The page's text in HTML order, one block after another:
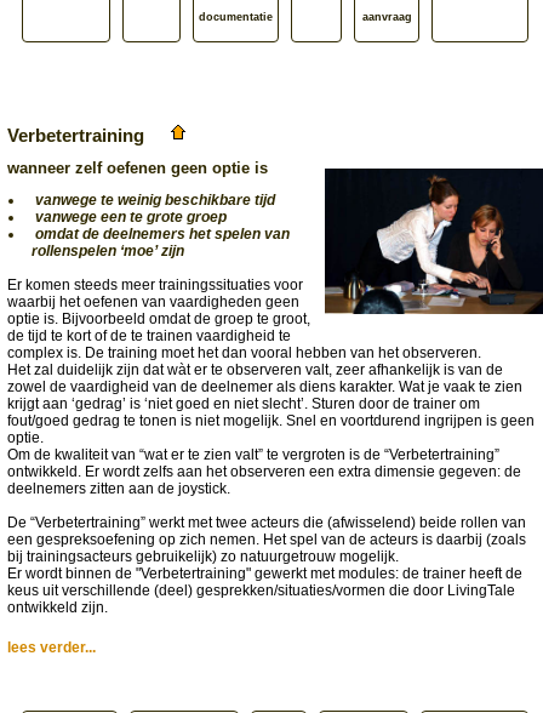
documentatie
aanvraag
Verbetertraining
wanneer zelf oefenen geen optie is
vanwege te weinig beschikbare tijd
vanwege een te grote groep
omdat de deelnemers het spelen van
rollenspelen ‘moe’ zijn
Er komen steeds meer trainingssituaties voor
waarbij het oefenen van vaardigheden geen
optie is. Bijvoorbeeld omdat de groep te groot,
de tijd te kort of de te trainen vaardigheid te
complex is. De training moet het dan vooral hebben van het observeren.
Het zal duidelijk zijn dat wàt er te observeren valt, zeer afhankelijk is van de
zowel de vaardigheid van de deelnemer als diens karakter. Wat je vaak te zien
krijgt aan ‘gedrag’ is ‘niet goed en niet slecht’. Sturen door de trainer om
fout/goed gedrag te tonen is niet mogelijk. Snel en voortdurend ingrijpen is geen
optie.
Om de kwaliteit van “wat er te zien valt” te vergroten is de “Verbetertraining”
ontwikkeld. Er wordt zelfs aan het observeren een extra dimensie gegeven: de
deelnemers zitten aan de joystick.
De “Verbetertraining” werkt met twee acteurs die (afwisselend) beide rollen van
een gespreksoefening op zich nemen. Het spel van de acteurs is daarbij (zoals
bij trainingsacteurs gebruikelijk) zo natuurgetrouw mogelijk.
Er wordt binnen de "Verbetertraining" gewerkt met modules: de trainer heeft de
keus uit verschillende (deel) gesprekken/situaties/vormen die door LivingTale
ontwikkeld zijn.
lees verder...